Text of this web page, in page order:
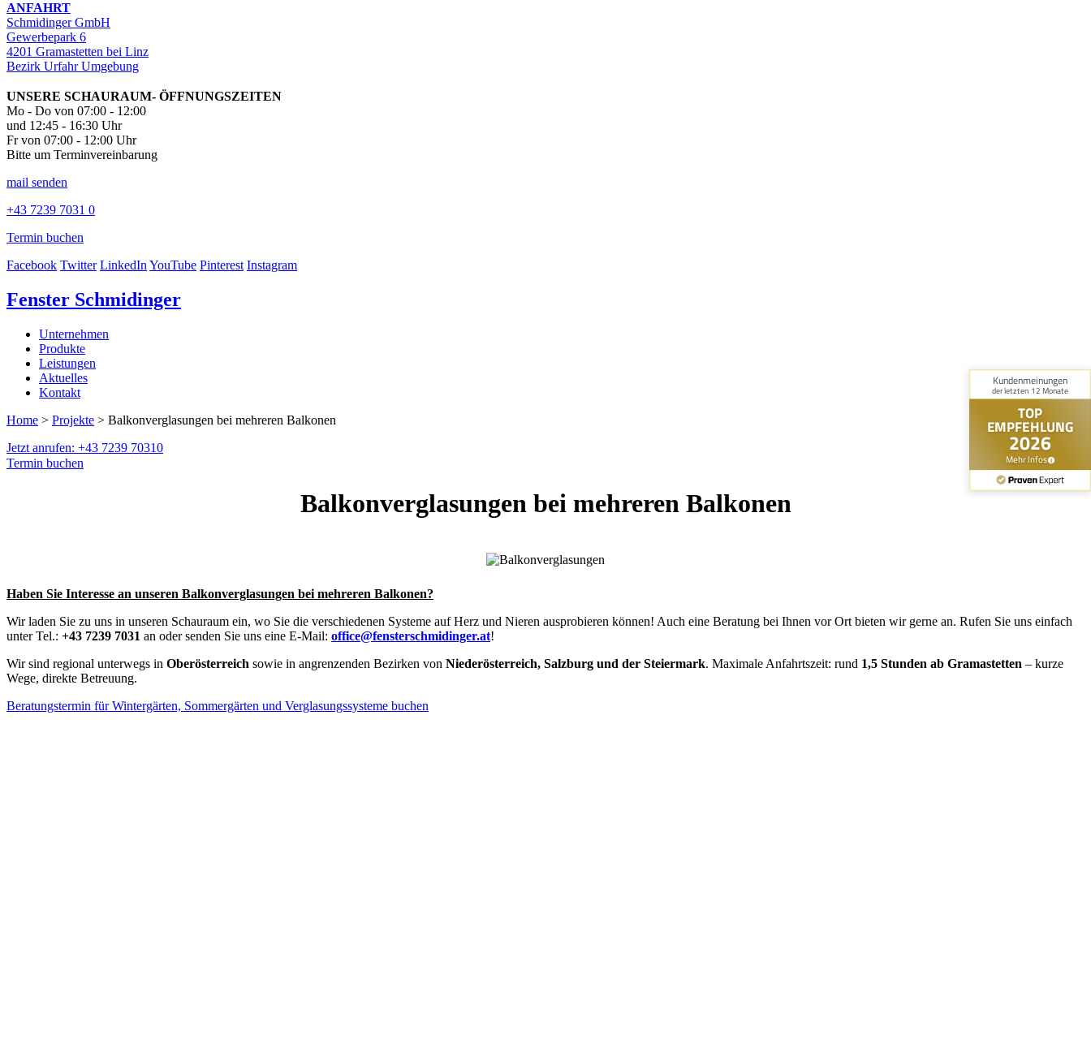
ANFAHRT
Schmidinger GmbH
Gewerbepark 6
4201 Gramastetten bei Linz
Bezirk Urfahr Umgebung
UNSERE SCHAURAUM- ÖFFNUNGSZEITEN
Mo - Do von 07:00 - 12:00
und 12:45 - 16:30 Uhr
Fr von 07:00 - 12:00 Uhr
Bitte um Terminvereinbarung
mail senden
+43 7239 7031 0
Termin buchen
Facebook Twitter LinkedInYouTube Pinterest Instagram
Fenster Schmidinger
Unternehmen
Produkte
Leistungen
Aktuelles
Kontakt
Home > Projekte > Balkonverglasungen bei mehreren Balkonen
Jetzt anrufen: +43 7239 70310
Termin buchen
Balkonverglasungen bei mehreren Balkonen
Haben Sie Interesse an unseren Balkonverglasungen bei mehreren Balkonen?
Wir laden Sie zu uns in unseren Schauraum ein, wo Sie die verschiedenen Systeme auf Herz und Nieren ausprobieren können! Auch eine Beratung bei Ihnen vor Ort bieten wir gerne an. Rufen Sie uns einfach
unter Tel.: +43 7239 7031 an oder senden Sie uns eine E-Mail: office@fensterschmidinger.at!
Wir sind regional unterwegs in Oberösterreich sowie in angrenzenden Bezirken von Niederösterreich, Salzburg und der Steiermark. Maximale Anfahrtszeit: rund 1,5 Stunden ab Gramastetten – kurze
Wege, direkte Betreuung.
Beratungstermin für Wintergärten, Sommergärten und Verglasungssysteme buchen